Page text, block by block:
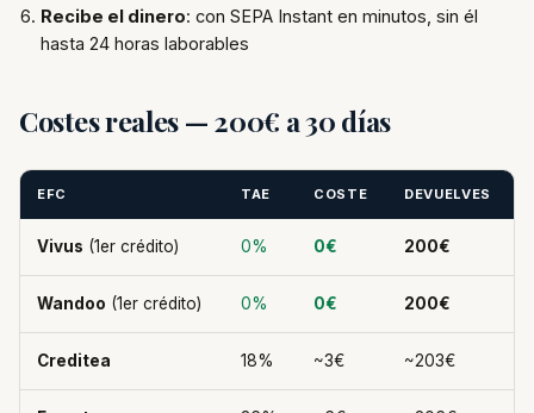
Recibe el dinero: con SEPA Instant en minutos, sin él
hasta 24 horas laborables
Costes reales — 200€ a 30 días
EFC TAE COSTE DEVUELVES
Vivus (1er crédito) 0% 0€ 200€
Wandoo (1er crédito) 0% 0€ 200€
Creditea 18% ~3€ ~203€